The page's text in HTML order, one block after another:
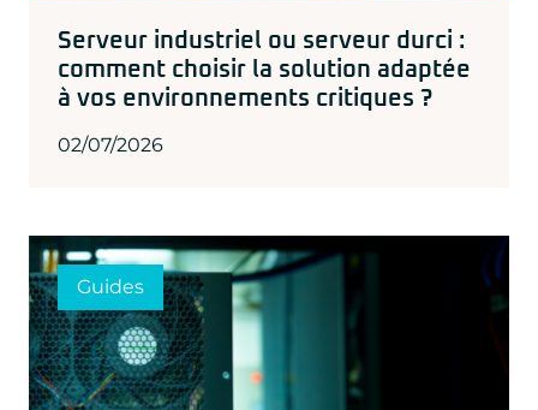
Serveur industriel ou serveur durci :
comment choisir la solution adaptée
à vos environnements critiques ?
02/07/2026
Guides